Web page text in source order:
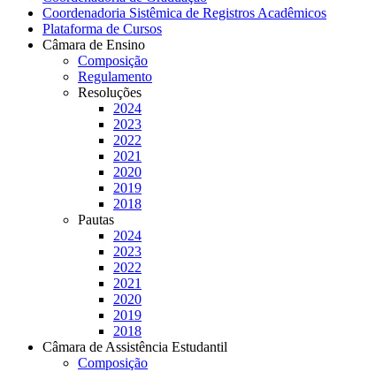
Coordenadoria Sistêmica de Registros Acadêmicos
Plataforma de Cursos
Câmara de Ensino
Composição
Regulamento
Resoluções
2024
2023
2022
2021
2020
2019
2018
Pautas
2024
2023
2022
2021
2020
2019
2018
Câmara de Assistência Estudantil
Composição